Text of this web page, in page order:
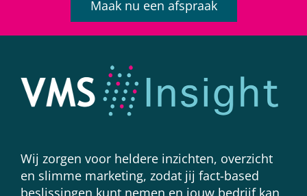
Maak nu een afspraak
Wij zorgen voor heldere inzichten, overzicht
en slimme marketing, zodat jij fact-based
beslissingen kunt nemen en jouw bedrijf kan